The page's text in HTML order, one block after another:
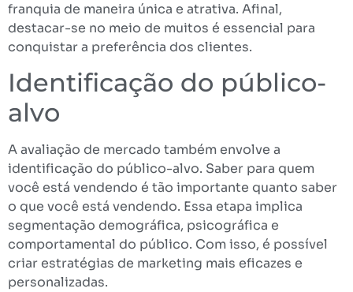
franquia de maneira única e atrativa. Afinal,
destacar-se no meio de muitos é essencial para
conquistar a preferência dos clientes.
Identificação do público-
alvo
A avaliação de mercado também envolve a
identificação do público-alvo. Saber para quem
você está vendendo é tão importante quanto saber
o que você está vendendo. Essa etapa implica
segmentação demográfica, psicográfica e
comportamental do público. Com isso, é possível
criar estratégias de marketing mais eficazes e
personalizadas.